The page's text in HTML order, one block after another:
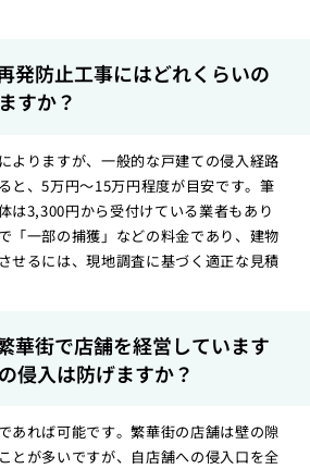
発防止工事にはどれくらいの
すか？
よりますが、一般的な戸建ての侵入経路
と、5万円〜15万円程度が目安です。筆
は3,300円から受付けている業者もあり
「一部の捕獲」などの料金であり、建物
せるには、現地調査に基づく適正な見積
華街で店舗を経営しています
侵入は防げますか？
あれば可能です。繁華街の店舗は壁の隙
とが多いですが、自店舗への侵入口を全